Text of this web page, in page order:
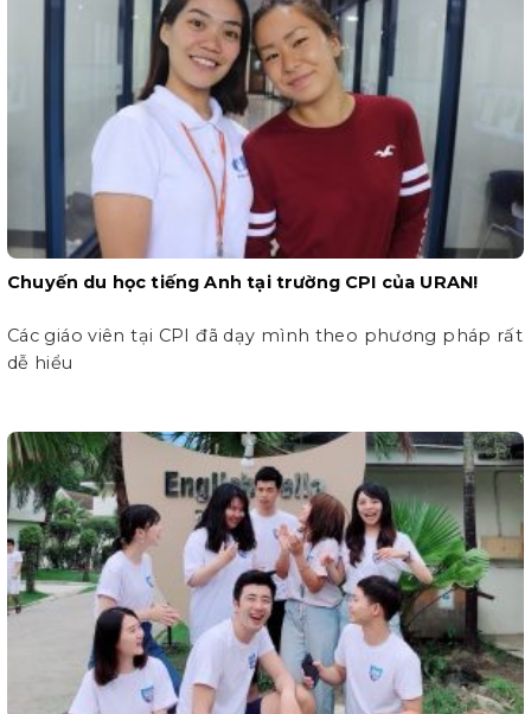
Chuyến du học tiếng Anh tại trường CPI của URAN!
Các giáo viên tại CPI đã dạy mình theo phương pháp rất
dễ hiểu